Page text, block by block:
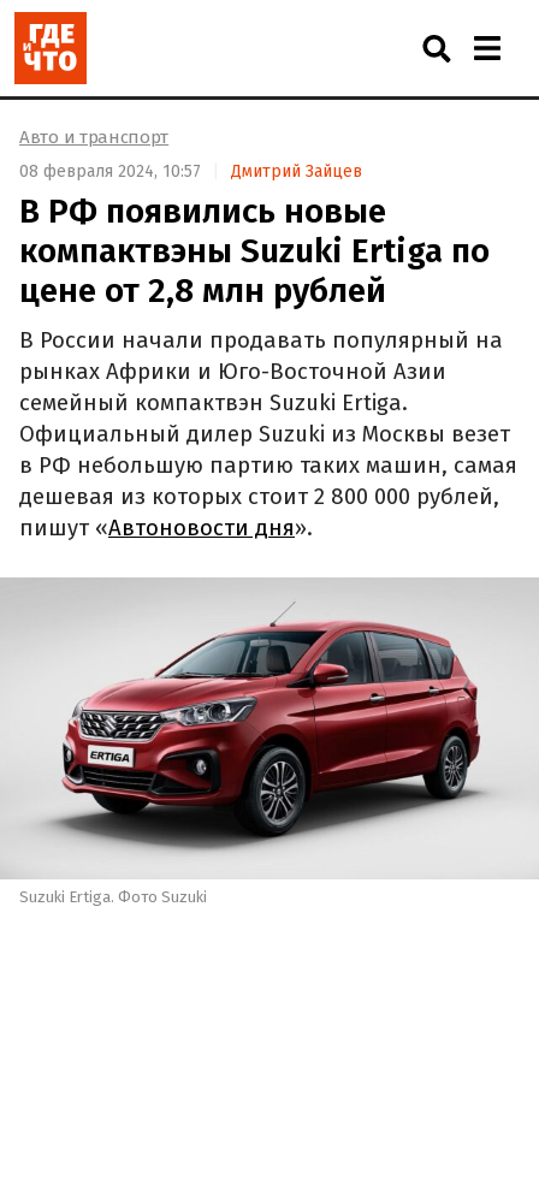
Авто и транспорт
08 февраля 2024, 10:57 Дмитрий Зайцев
В РФ появились новые
компактвэны Suzuki Ertiga по
цене от 2,8 млн рублей
В России начали продавать популярный на
рынках Африки и Юго-Восточной Азии
семейный компактвэн Suzuki Ertiga.
Официальный дилер Suzuki из Москвы везет
в РФ небольшую партию таких машин, самая
дешевая из которых стоит 2 800 000 рублей,
пишут «Автоновости дня».
Suzuki Ertiga. Фото Suzuki